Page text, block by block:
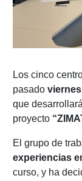
Los cinco
pasado
que
proyecto
El grupo de
experiencias
curso, y ha